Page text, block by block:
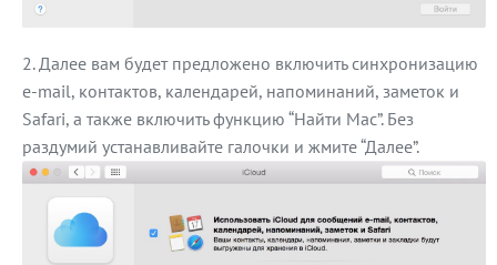
Далее вам будет предложено включить синхронизацию
e-mail, контактов, календарей, напоминаний, заметок и
Safari, а также включить функцию “Найти Mac”. Без
раздумий устанавливайте галочки и жмите “Далее”.